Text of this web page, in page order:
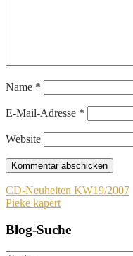
Name *
E-Mail-Adresse *
Website
Beitragsnavigation
CD-Neuheiten KW19/2007
Pieke kapert
Blog-Suche